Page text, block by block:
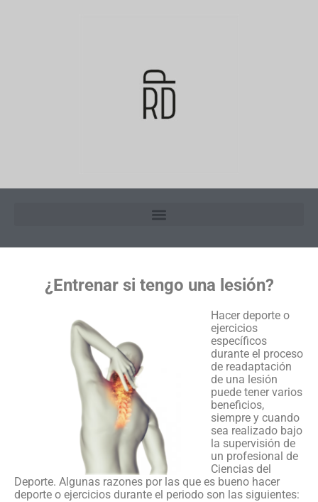
¿Entrenar si tengo una lesión?
Hacer deporte o
ejercicios
específicos
durante el proceso
de readaptación
de una lesión
puede tener varios
beneficios,
siempre y cuando
sea realizado bajo
la supervisión de
un profesional de
Ciencias del
Deporte. Algunas razones por las que es bueno hacer
deporte o ejercicios durante el periodo son las siguientes: